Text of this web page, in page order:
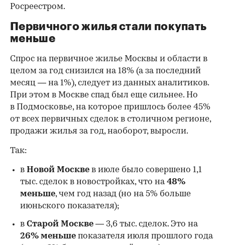
Росреестром.
Первичного жилья стали покупать
меньше
Спрос на первичное жилье Москвы и области в
целом за год снизился на 18% (а за последний
месяц — на 1%), следует из данных аналитиков.
При этом в Москве спад был еще сильнее. Но
в Подмосковье, на которое пришлось более 45%
от всех первичных сделок в столичном регионе,
продажи жилья за год, наоборот, выросли.
Так:
в Новой Москве в июле было совершено 1,1
тыс. сделок в новостройках, что на48%
меньше, чем год назад (но на 5% больше
июньского показателя);
в Старой Москве — 3,6 тыс. сделок. Это на
26% меньше показателя июля прошлого года